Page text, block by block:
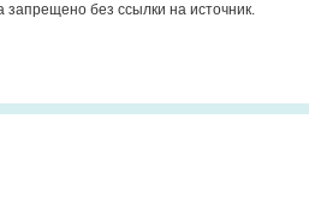
запрещено без ссылки на источник.